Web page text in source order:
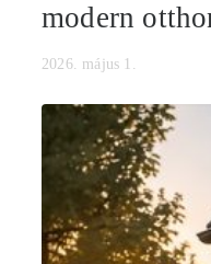
modern
2026. május 1.